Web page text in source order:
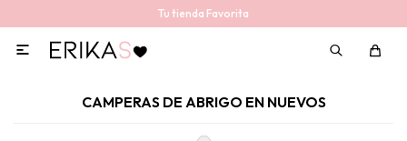
Tu tienda Favorita

CAMPERAS DE ABRIGO EN NUEVOS